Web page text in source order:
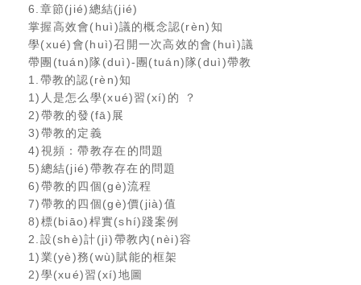
6.章節(jié)總結(jié)
掌握高效會(huì)議的概念認(rèn)知
學(xué)會(huì)召開一次高效的會(huì)議
帶團(tuán)隊(duì)-團(tuán)隊(duì)帶教
1.帶教的認(rèn)知
1)人是怎么學(xué)習(xí)的？
2)帶教的發(fā)展
3)帶教的定義
4)視頻：帶教存在的問題
5)總結(jié)帶教存在的問題
6)帶教的四個(gè)流程
7)帶教的四個(gè)價(jià)值
8)標(biāo)桿實(shí)踐案例
2.設(shè)計(jì)帶教內(nèi)容
1)業(yè)務(wù)賦能的框架
2)學(xué)習(xí)地圖